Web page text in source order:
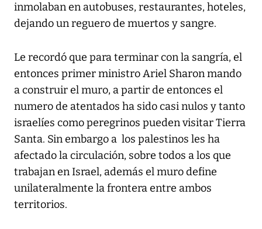
inmolaban en autobuses, restaurantes, hoteles,
dejando un reguero de muertos y sangre.
Le recordó que para terminar con la sangría, el
entonces primer ministro Ariel Sharon mando
a construir el muro, a partir de entonces el
numero de atentados ha sido casi nulos y tanto
israelíes como peregrinos pueden visitar Tierra
Santa. Sin embargo a los palestinos les ha
afectado la circulación, sobre todos a los que
trabajan en Israel, además el muro define
unilateralmente la frontera entre ambos
territorios.